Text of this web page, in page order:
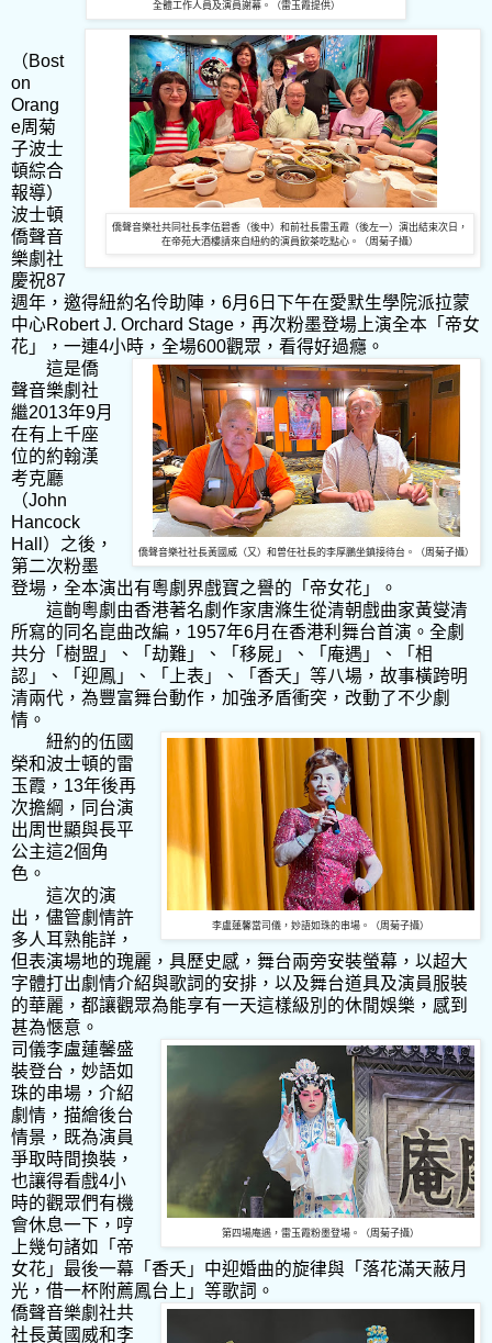
全體工作人員及演員謝幕。（雷玉霞提供）
僑聲音樂社共同社長李伍碧香（後中）和前社長雷玉霞（後左一）演出結束次日，
在帝苑大酒樓請來自紐約的演員飲茶吃點心。（周菊子攝）
（Bost
on
Orang
e周菊
子波士
頓綜合
報導）
波士頓
僑聲音
樂劇社
慶祝87
週年，邀得紐約名伶助陣，6月6日下午在愛默生學院派拉蒙
中心Robert J. Orchard Stage，再次粉墨登場上演全本「帝女
花」，一連4小時，全場600觀眾，看得好過癮。
僑聲音樂社社長黃國威（又）和曾任社長的李厚鵬坐鎮接待台。（周菊子攝）
這是僑
聲音樂劇社
繼2013年9月
在有上千座
位的約翰漢
考克廳
（John
Hancock
Hall）之後，
第二次粉墨
登場，全本演出有粵劇界戲寶之譽的「帝女花」。
這齣粵劇由香港著名劇作家唐滌生從清朝戲曲家黃燮清
所寫的同名崑曲改編，1957年6月在香港利舞台首演。全劇
共分「樹盟」、「劫難」、「移屍」、「庵遇」、「相
認」、「迎鳳」、「上表」、「香夭」等八場，故事橫跨明
清兩代，為豐富舞台動作，加強矛盾衝突，改動了不少劇
情。
李盧蓮馨當司儀，妙語如珠的串場。（周菊子攝）
紐約的伍國
榮和波士頓的雷
玉霞，13年後再
次擔綱，同台演
出周世顯與長平
公主這2個角
色。
這次的演
出，儘管劇情許
多人耳熟能詳，
但表演場地的瑰麗，具歷史感，舞台兩旁安裝螢幕，以超大
字體打出劇情介紹與歌詞的安排，以及舞台道具及演員服裝
的華麗，都讓觀眾為能享有一天這樣級別的休閒娛樂，感到
甚為愜意。
第四場庵遇，雷玉霞粉墨登場。（周菊子攝）
司儀李盧蓮馨盛
裝登台，妙語如
珠的串場，介紹
劇情，描繪後台
情景，既為演員
爭取時間換裝，
也讓得看戲4小
時的觀眾們有機
會休息一下，哼
上幾句諸如「帝
女花」最後一幕「香夭」中迎婚曲的旋律與「落花滿天蔽月
光，借一杯附薦鳳台上」等歌詞。
僑聲音樂劇社共
社長黃國威和李